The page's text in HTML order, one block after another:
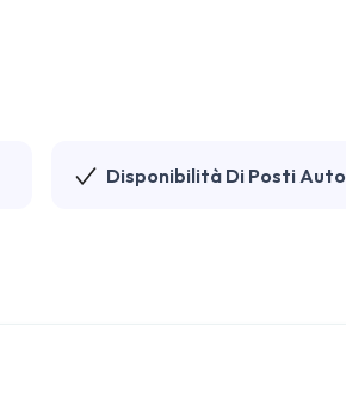
Disponibilità Di Posti Auto